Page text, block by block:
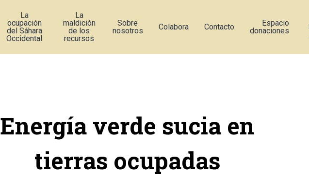
La
ocupación
del Sáhara
Occidental
La
maldición
de los
recursos
Sobre
nosotros
Colabora Contacto
Espacio
donaciones
Energía verde sucia en
tierras ocupadas